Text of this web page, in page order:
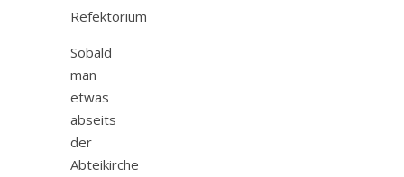
Refektorium
Sobald
man
etwas
abseits
der
Abteikirche